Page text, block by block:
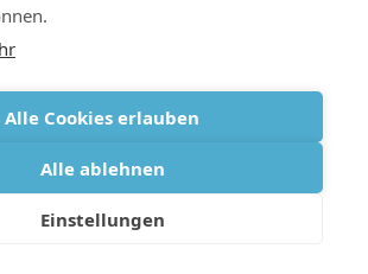
Alle Cookies erlauben
Alle ablehnen
Einstellungen